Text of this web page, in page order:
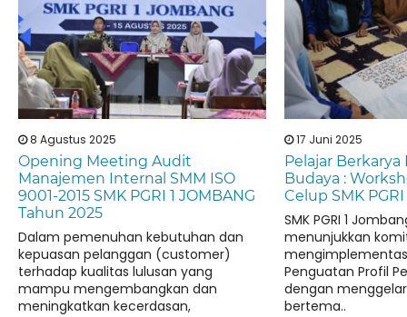
8 Agustus 2025
Opening Meeting Audit
Manajemen Internal SMM ISO
9001-2015 SMK PGRI 1 JOMBANG
Tahun 2025
Dalam pemenuhan kebutuhan dan
kepuasan pelanggan (customer)
terhadap kualitas lulusan yang
mampu mengembangkan dan
meningkatkan kecerdasan,
17 Juni 2025
Pelajar Berkarya
Budaya :
Celup SMK
SMK PGRI 1
menunjukkan
Penguatan Profil
dengan
bertema..